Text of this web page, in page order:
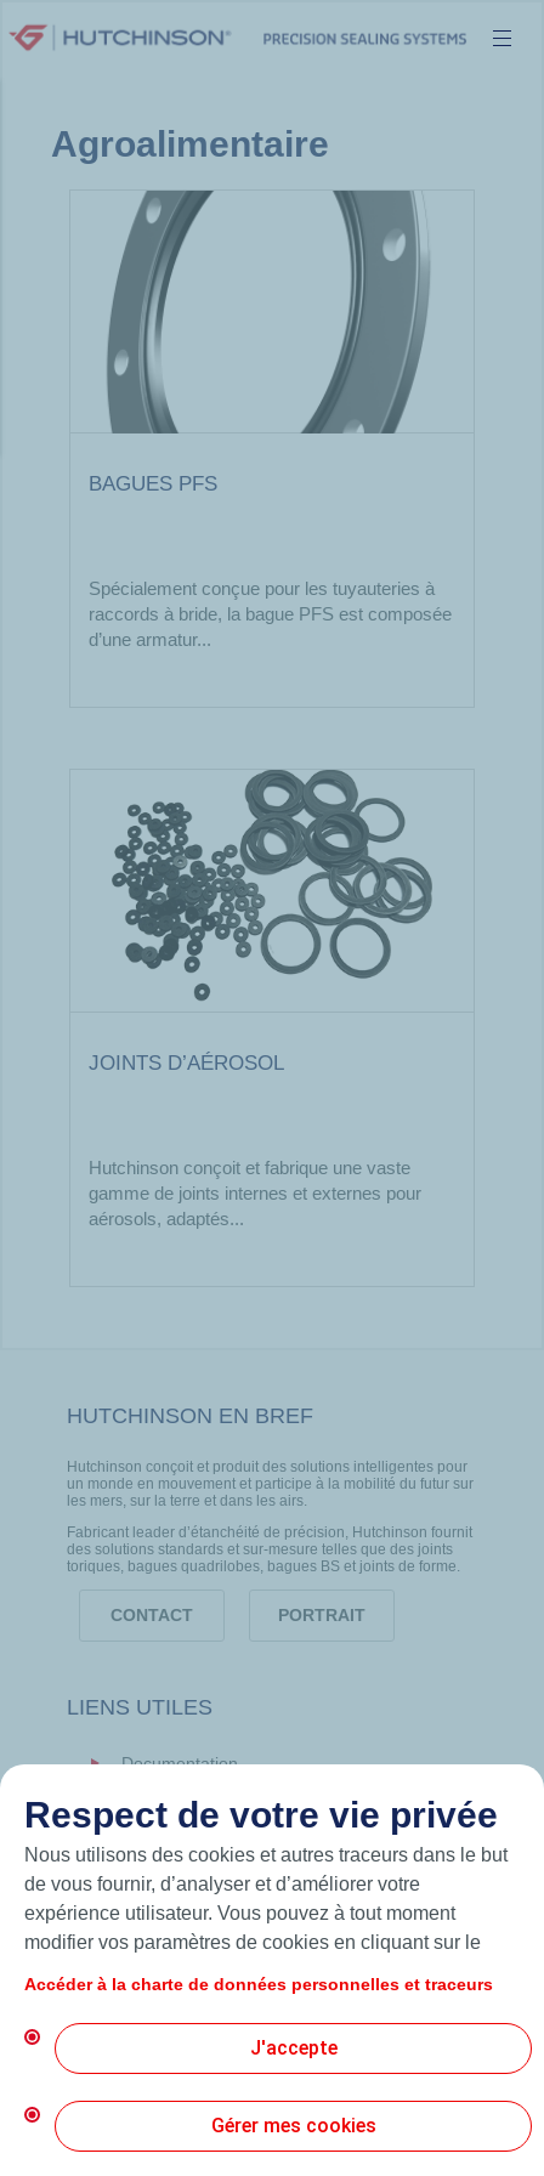
au
Agroalimentaire
BAGUES PFS
Spécialement conçue pour les tuyauteries à
raccords à bride, la bague PFS est composée
d’une armatur...
JOINTS D’AÉROSOL
Hutchinson conçoit et fabrique une vaste
gamme de joints internes et externes pour
aérosols, adaptés...
HUTCHINSON EN BREF
Hutchinson conçoit et produit des solutions intelligentes pour
un monde en mouvement et participe à la mobilité du futur sur
les mers, sur la terre et dans les airs.
Fabricant leader d’étanchéité de précision, Hutchinson fournit
des solutions standards et sur-mesure telles que des joints
toriques, bagues quadrilobes, bagues BS et joints de forme.
CONTACT PORTRAIT
LIENS UTILES
Documentation
Hutchinson.com
© 2026 Hutchinson Precision Sealing Systems
Respect de votre vie privée
Nous utilisons des cookies et autres traceurs dans le but
de vous fournir, d’analyser et d’améliorer votre
expérience utilisateur. Vous pouvez à tout moment
modifier vos paramètres de cookies en cliquant sur le
« J’accepte », vous acceptez le dépôt de l’ensemble des
cookies. Dans le cas où vous cliquez sur « Je refuse »,
seuls les cookies techniques nécessaires au bon
d’informations, vous pouvez consulter la page « Charte
de données personnelles et traceurs ».
Accéder à la charte de données personnelles et traceurs
J'accepte
Gérer mes cookies